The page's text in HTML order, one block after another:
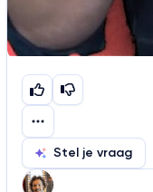
Stel je vraag